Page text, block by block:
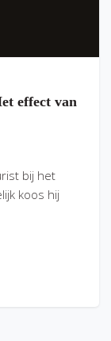
effect van
bij het
koos hij